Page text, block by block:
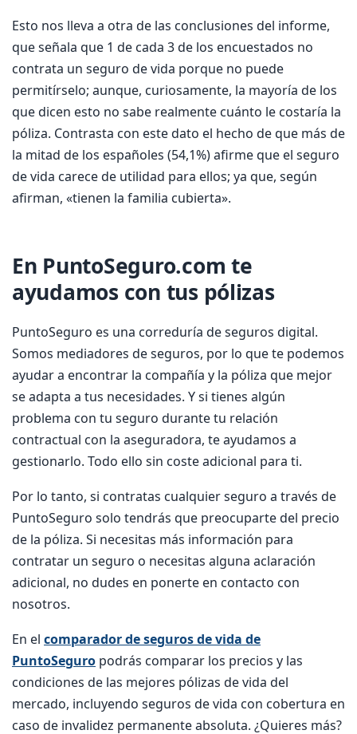
Esto nos lleva a otra de las conclusiones del informe,
que señala que 1 de cada 3 de los encuestados no
contrata un seguro de vida porque no puede
permitírselo; aunque, curiosamente, la mayoría de los
que dicen esto no sabe realmente cuánto le costaría la
póliza. Contrasta con este dato el hecho de que más de
la mitad de los españoles (54,1%) afirme que el seguro
de vida carece de utilidad para ellos; ya que, según
afirman, «tienen la familia cubierta».
En PuntoSeguro.com te
ayudamos con tus pólizas
PuntoSeguro es una correduría de seguros digital.
Somos mediadores de seguros, por lo que te podemos
ayudar a encontrar la compañía y la póliza que mejor
se adapta a tus necesidades. Y si tienes algún
problema con tu seguro durante tu relación
contractual con la aseguradora, te ayudamos a
gestionarlo. Todo ello sin coste adicional para ti.
Por lo tanto, si contratas cualquier seguro a través de
PuntoSeguro solo tendrás que preocuparte del precio
de la póliza. Si necesitas más información para
contratar un seguro o necesitas alguna aclaración
adicional, no dudes en ponerte en contacto con
nosotros.
En el comparador de seguros de vida de
PuntoSeguro podrás comparar los precios y las
condiciones de las mejores pólizas de vida del
mercado, incluyendo seguros de vida con cobertura en
caso de invalidez permanente absoluta. ¿Quieres más?